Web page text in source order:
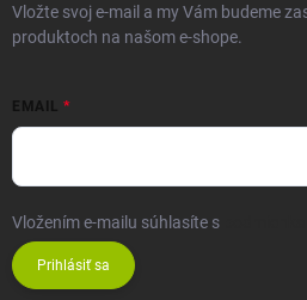
Vložte svoj e-mail a my Vám budeme
produktoch na našom e-shope.
EMAIL
Vložením e-mailu súhlasíte s
Prihlásiť sa